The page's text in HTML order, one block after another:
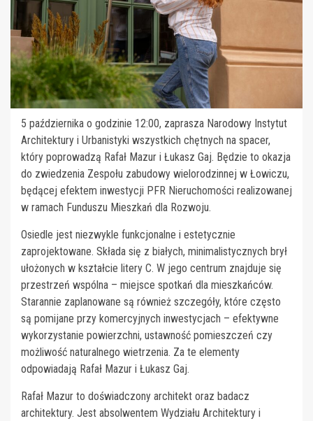
5 października o godzinie 12:00, zaprasza Narodowy Instytut
Architektury i Urbanistyki wszystkich chętnych na spacer,
który poprowadzą Rafał Mazur i Łukasz Gaj. Będzie to okazja
do zwiedzenia Zespołu zabudowy wielorodzinnej w Łowiczu,
będącej efektem inwestycji PFR Nieruchomości realizowanej
w ramach Funduszu Mieszkań dla Rozwoju.
Osiedle jest niezwykle funkcjonalne i estetycznie
zaprojektowane. Składa się z białych, minimalistycznych brył
ułożonych w kształcie litery C. W jego centrum znajduje się
przestrzeń wspólna – miejsce spotkań dla mieszkańców.
Starannie zaplanowane są również szczegóły, które często
są pomijane przy komercyjnych inwestycjach – efektywne
wykorzystanie powierzchni, ustawność pomieszczeń czy
możliwość naturalnego wietrzenia. Za te elementy
odpowiadają Rafał Mazur i Łukasz Gaj.
Rafał Mazur to doświadczony architekt oraz badacz
architektury. Jest absolwentem Wydziału Architektury i